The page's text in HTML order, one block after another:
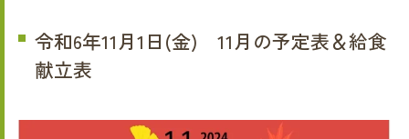
令和6年11月1日(金) 11月の予定表＆給食
献立表